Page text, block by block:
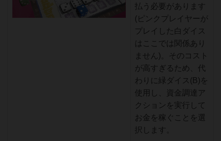
払う必要があります
(ピンクプレイヤーが
プレイした白ダイス
はここでは関係あり
ません)。そのコスト
が高すぎるため、代
わりに緑ダイス(B)を
使用し、資金調達ア
クションを実行して
お金を稼ぐことを選
択します。